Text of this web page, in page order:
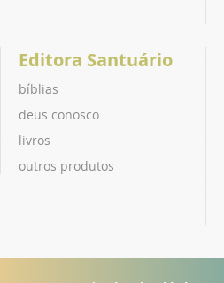
Editora Santuário
bíblias
deus conosco
livros
outros produtos